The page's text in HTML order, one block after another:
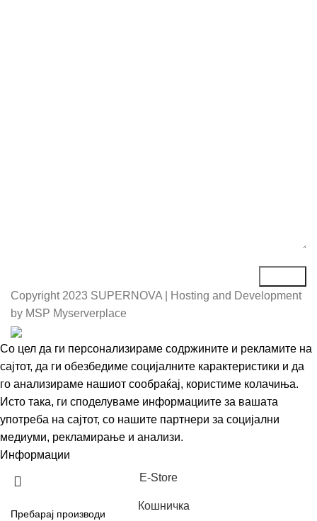
Copyright 2023 SUPERNOVA | Hosting and Development
by MSP Myserverplace
Со цел да ги персонализираме содржините и рекламите на
сајтот, да ги обезбедиме социјалните карактеристики и да
го анализираме нашиот сообраќај, користиме колачиња.
Исто така, ги споделуваме информациите за вашата
употреба на сајтот, со нашите партнери за социјални
медиуми, рекламирање и анализи.
Информации
Е-Store
Кошничка